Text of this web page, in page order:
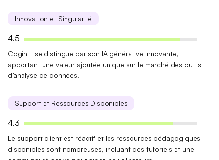
Innovation et Singularité
4.5
Coginiti se distingue par son IA générative innovante,
apportant unevaleur ajoutée unique sur le marché des outils
d’analyse de données.
Support et Ressources Disponibles
4.3
Le support client est réactif et les ressources pédagogiques
disponibles sont nombreuses, incluant des tutoriels et une